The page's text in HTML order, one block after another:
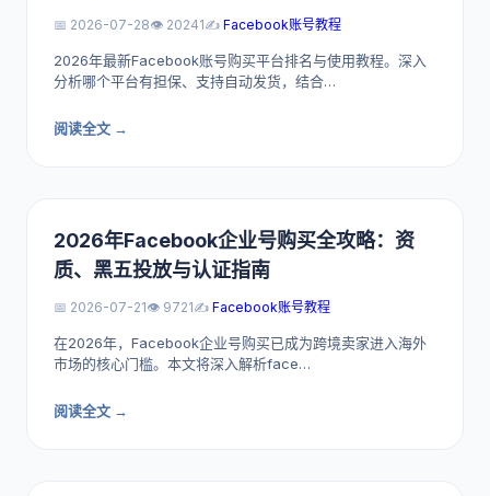
📅 2026-07-28👁️ 20241✍️ Facebook账号教程
2026年最新Facebook账号购买平台排名与使用教程。深入
分析哪个平台有担保、支持自动发货，结合…
阅读全文 →
2026年Facebook企业号购买全攻略：资
质、黑五投放与认证指南
📅 2026-07-21👁️ 9721✍️ Facebook账号教程
在2026年，Facebook企业号购买已成为跨境卖家进入海外
市场的核心门槛。本文将深入解析face…
阅读全文 →